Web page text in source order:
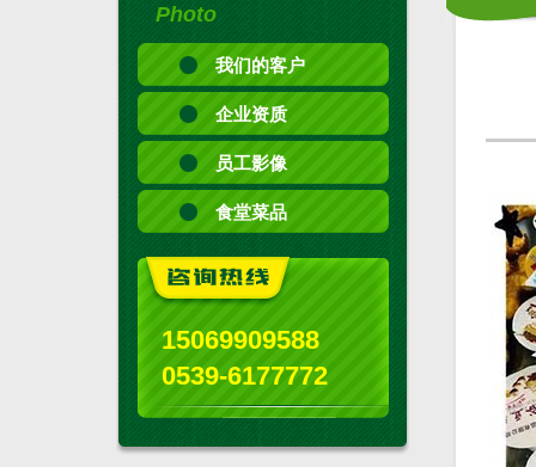
Photo
我们的客户
企业资质
员工影像
食堂菜品
15069909588
0539-6177772